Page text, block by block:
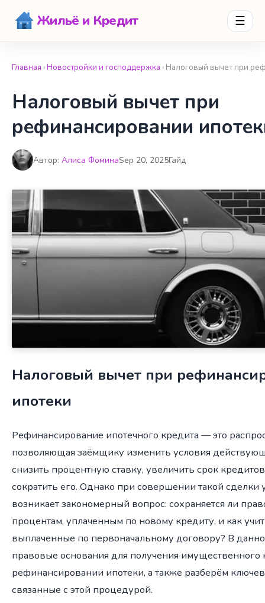
Жильё и Кредит ☰
Главная ›Новостройки и господдержка › Налоговый вычет при
Налоговый вычет при
рефинансировании
Автор: Алиса ФоминаSep 20, 2025Гайд
Налоговый вычет при
ипотеки
Рефинансирование ипотечного кредита — это
позволяющая заёмщику изменить условия
снизить процентную ставку, увеличить срок
сократить его. Однако при совершении такой сделки
возникает закономерный вопрос: сохраняется ли
процентам, уплаченным по новому кредиту, и как
выплаченные по первоначальному договору? В
правовые основания для получения имущественного
рефинансировании ипотеки, а также разберём
связанные с этой процедурой.